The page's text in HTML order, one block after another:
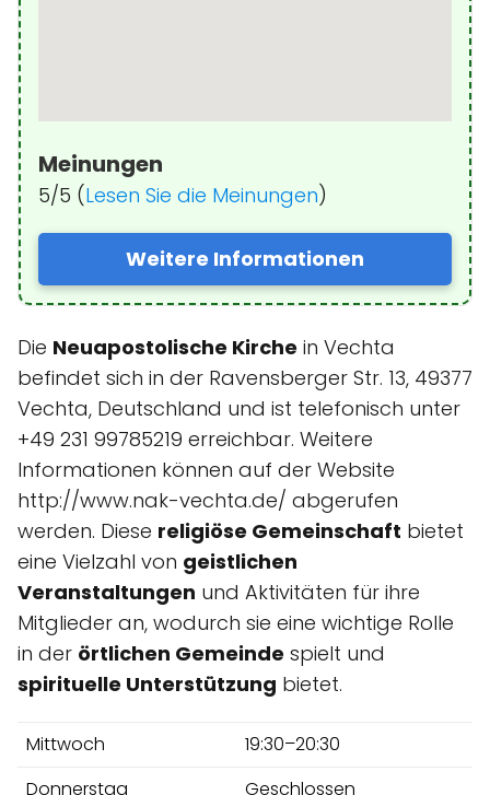
Meinungen
5/5 (Lesen Sie die Meinungen)
Weitere Informationen
Die Neuapostolische Kirche in Vechta
befindet sich in der Ravensberger Str. 13, 49377
Vechta, Deutschland und ist telefonisch unter
+49 231 99785219 erreichbar. Weitere
Informationen können auf der Website
http://www.nak-vechta.de/ abgerufen
werden. Diese religiöse Gemeinschaft bietet
eine Vielzahl von geistlichen
Veranstaltungen und Aktivitäten für ihre
Mitglieder an, wodurch sie eine wichtige Rolle
in der örtlichen Gemeinde spielt und
spirituelle Unterstützung bietet.
Mittwoch
19:30–20:30
Donnerstag
Geschlossen